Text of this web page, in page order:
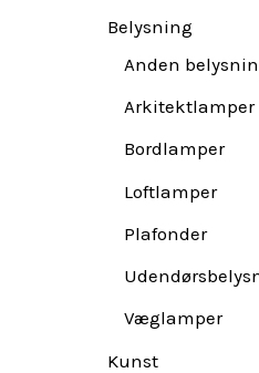
Belysning
Anden
Arkitektlamper
Bordlamper
Loftlamper
Plafonder
Væglamper
Kunst